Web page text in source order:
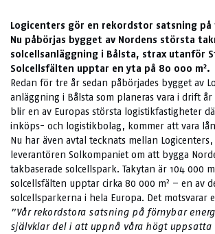
Logicenters gör en rekordstor satsning
Nu påbörjas bygget av Nordens största
solcellsanläggning i Bålsta, strax utanför
Solcellsfälten upptar en yta på 80 000 m2.
Redan för tre år sedan påbörjades bygget av
anläggning i Bålsta som planeras vara i drift år
blir en av Europas största logistikfastigheter
inköps- och logistikbolag, kommer att vara
Nu har även avtal tecknats mellan Logicenters,
leverantören Solkompaniet om att bygga
takbaserade solcellspark. Takytan är 104 000 m
solcellsfälten upptar cirka 80 000 m2 – en av
solcellsparkerna i hela Europa. Det motsvarar
”Vår rekordstora satsning på förnybar
självklar del i att uppnå våra högt